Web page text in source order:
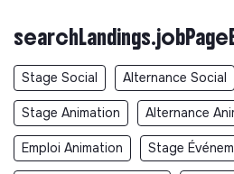
Stage Social Alternance Social
Stage Animation Alternance
Emploi Animation Stage